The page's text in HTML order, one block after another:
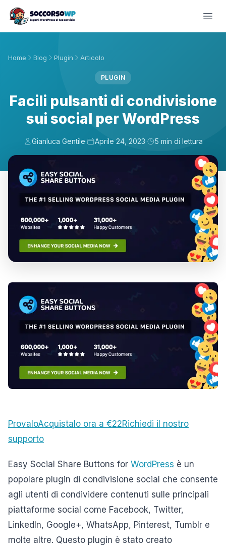
Home Blog Plugin Articolo
PLUGIN
Facili pulsanti di condivisione
sui social per WordPress
Gianluca Gentile· Aprile 24, 2023· 5 min di lettura
ProvaloAcquistalo ora a €22Richiedi il nostro
supporto
Easy Social Share Buttons for WordPress è un
popolare plugin di condivisione social che consente
agli utenti di condividere contenuti sulle principali
piattaforme social come Facebook, Twitter,
LinkedIn, Google+, WhatsApp, Pinterest, Tumblr e
molte altre. Questo plugin è stato creato